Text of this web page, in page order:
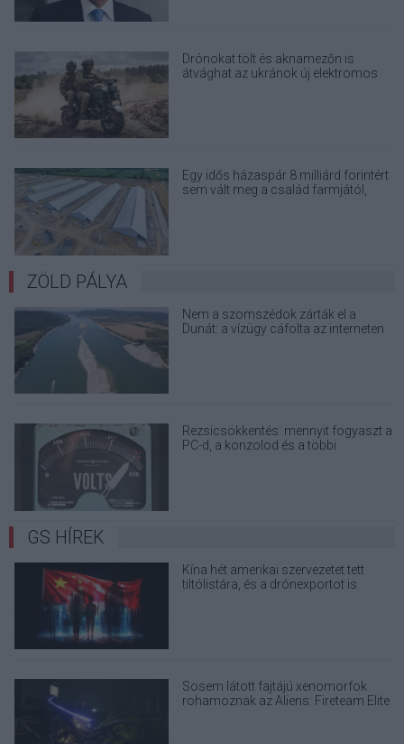
Drónokat tölt és aknamezőn is
átvághat az ukránok új elektromos
Egy idős házaspár 8 milliárd forintért
sem vált meg a család farmjától,
ZÖLD PÁLYA
Nem a szomszédok zárták el a
Dunát: a vízügy cáfolta az interneten
Rezsicsökkentés: mennyit fogyaszt a
PC-d, a konzolod és a többi
GS HÍREK
Kína hét amerikai szervezetet tett
tiltólistára, és a drónexportot is
Sosem látott fajtájú xenomorfok
rohamoznak az Aliens: Fireteam Elite